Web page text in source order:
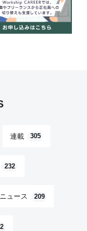
連載 305
232
ュース 209